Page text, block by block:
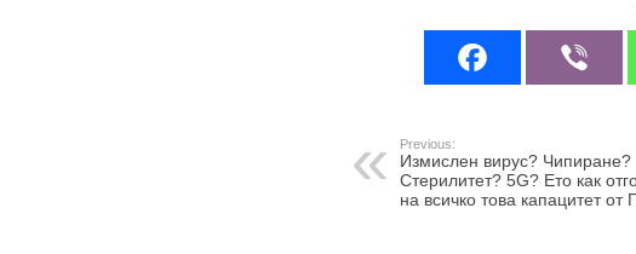
Previous:
Измислен вирус? Чипиране?
Стерилитет? 5G? Ето как
на всичко това капацитет от